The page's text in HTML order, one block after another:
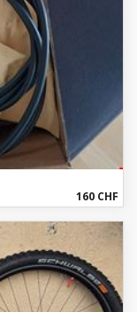
160 CHF